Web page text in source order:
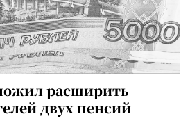
расширить
двух пенсий